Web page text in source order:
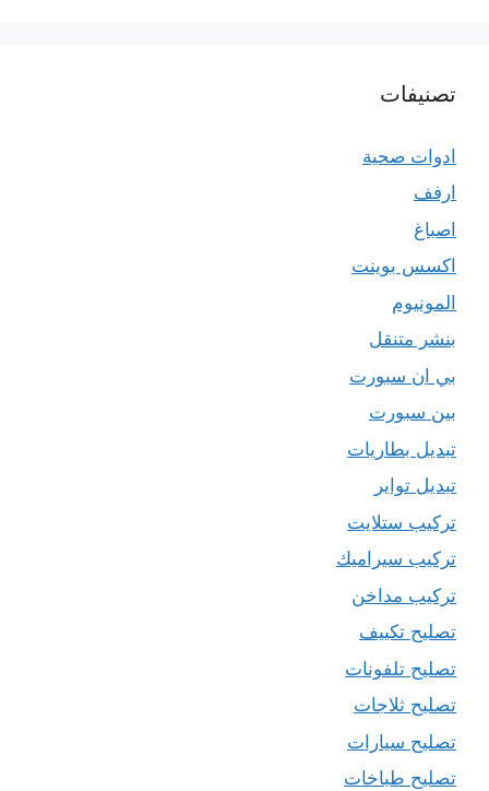
تصنيفات
ادوات صحية
ارفف
اصباغ
اكسس بوينت
المونيوم
بنشر متنقل
بي ان سبورت
بين سبورت
تبديل بطاريات
تبديل تواير
تركيب ستلايت
تركيب سيراميك
تركيب مداخن
تصليح تكييف
تصليح تلفونات
تصليح ثلاجات
تصليح سيارات
تصليح طباخات